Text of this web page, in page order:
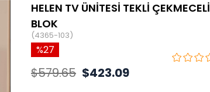
HELEN TV ÜNİTESİ TEKLİ ÇEKMECELİ
BLOK
(4365-103)
27
$579.65 $423.09